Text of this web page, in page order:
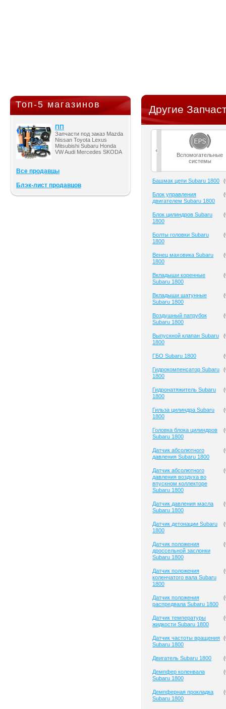
Топ-5 магазинов
ПП
Запчасти под заказ Mazda
Nissan Toyota Lexus
Mitsubishi Subaru Honda
VW Audi Mercedes SKODA
Все продавцы
Блэк-лист продавцов
Другие
Вспомогательные
системы
Башмак цепи Subaru 1800 (
Блок управления
двигателем Subaru 1800
(
Блок цилиндров Subaru
1800
(
Болты головки Subaru
1800
(
Венец маховика Subaru
1800
(
Вкладыши коренные
Subaru 1800
(
Вкладыши шатунные
Subaru 1800
(
Воздушный патрубок
Subaru 1800
(
Выпускной клапан Subaru
1800
(
ГБО Subaru 1800 (
Гидрокомпенсатор Subaru
1800
(
Гидронатяжитель Subaru
1800
(
Гильза цилиндра Subaru
1800
(
Головка блока цилиндров
Subaru 1800
(
Датчик абсолютного
давления Subaru 1800
(
Датчик абсолютного
давления воздуха во
впускном коллекторе
Subaru 1800
(
Датчик давления масла
Subaru 1800
(
Датчик детонации Subaru
1800
(
Датчик положения
дроссельной заслонки
Subaru 1800
(
Датчик положения
коленчатого вала Subaru
1800
(
Датчик положения
распредвала Subaru 1800
(
Датчик температуры
жидкости Subaru 1800
(
Датчик частоты вращения
Subaru 1800
(
Двигатель Subaru 1800 (
Демпфер коленвала
Subaru 1800
(
Демпферная прокладка
Subaru 1800
(